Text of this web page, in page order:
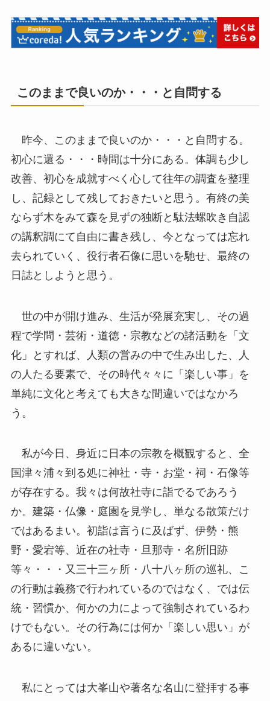
このままで良いのか・・・と自問する
昨今、このままで良いのか・・・と自問する。
初心に還る・・・時間は十分にある。体調も少し
改善、初心を成就すべく心して往年の調査を整理
し、記録として残しておきたいと思う。有終の美
ならず木をみて森を見ずの独断と駄法螺吹き自認
の講釈調にて自由に書き残し、今となっては忘れ
去られていく、役行者石像に思いを馳せ、最終の
日誌としようと思う。
世の中が開け進み、生活が発展充実し、その過
程で学問・芸術・道徳・宗教などの諸活動を「文
化」とすれば、人類の営みの中で生み出した、人
の人たる要素で、その時代々々に「楽しい事」を
単純に文化と考えても大きな間違いではなかろ
う。
私が今日、身近に日本の宗教を概観すると、全
国津々浦々到る処に神社・寺・お堂・祠・石像等
が存在する。我々は何故社寺に詣でるであろう
か。建築・仏像・庭園を見学し、単なる散策だけ
ではあるまい。初詣は言うに及ばず、伊勢・熊
野・愛宕等、近在の社寺・旦那寺・名所旧跡
等々・・・又三十三ヶ所・八十八ヶ所の巡礼、こ
の行動は義務で行われているのではなく、では伝
統・習慣か、何かの力によって強制されているわ
けでもない。その行為には何か「楽しい思い」が
あるに違いない。
私にとっては大峯山や著名な名山に登拝する事